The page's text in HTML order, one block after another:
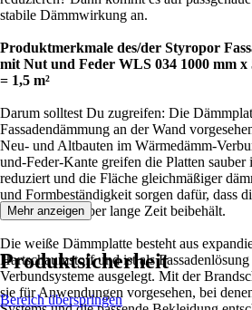
stabile Dämmwirkung an.
Produktmerkmale des/der Styropor
mit Nut und Feder WLS 034 1000 mm x
= 1,5 m²
Darum solltest Du zugreifen: Die
Fassadendämmung an der Wand
Neu- und Altbauten im Wärmedämm-
und-Feder-Kante greifen die Platten sauber
reduziert und die Fläche gleichmäßiger
und Formbeständigkeit sorgen dafür, dass
und Funktion über lange Zeit beibehält.
Die weiße Dämmplatte besteht aus
Hartschaumstoff und ist als
Verbundsysteme ausgelegt. Mit der
sie für Anwendungen vorgesehen, bei
Mehr anzeigen
Produktsicherheit
Bereich überspringen